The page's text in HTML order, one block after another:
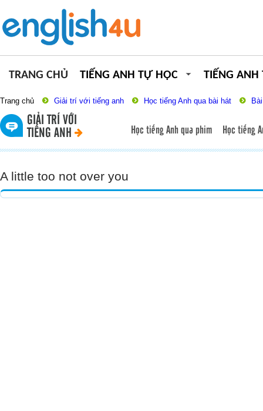
TRANG CHỦ TIẾNG ANH TỰ HỌC TIẾNG ANH
Trang chủ Giải trí với tiếng anh Học tiếng Anh qua bài hát
GIẢI TRÍ VỚI
TIẾNG ANH
Học tiếng Anh qua phim Học tiếng
A little too not over you